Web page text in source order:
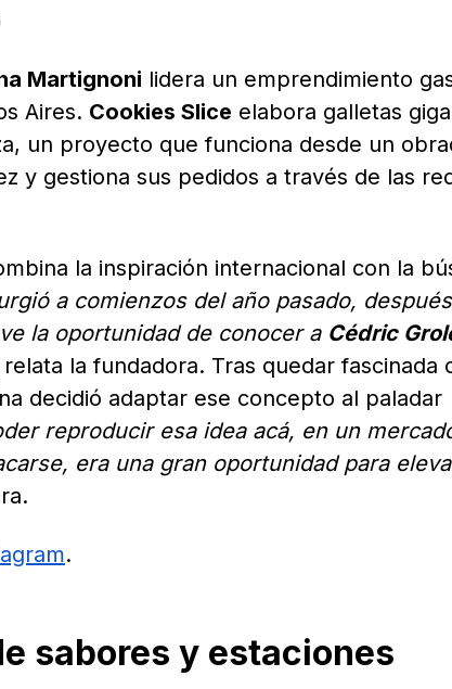
Martignoni lidera un emprendimiento
Aires. Cookies Slice elabora galletas
un proyecto que funciona desde un
y gestiona sus pedidos a través de las
la inspiración internacional con la
a comienzos del año pasado,
la oportunidad de conocer a Cédric
la fundadora. Tras quedar fascinada
decidió adaptar ese concepto al paladar
reproducir esa idea acá, en un
era una gran oportunidad para
.
sabores y estaciones